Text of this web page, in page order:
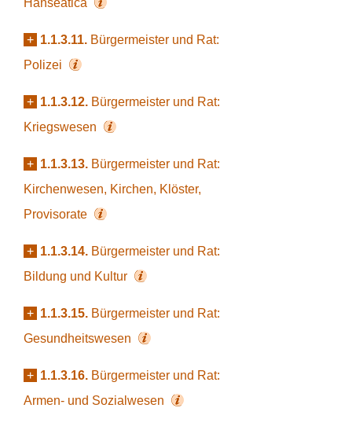
Hanseatica
+ 1.1.3.11. Bürgermeister und Rat:
Polizei
+ 1.1.3.12. Bürgermeister und Rat:
Kriegswesen
+ 1.1.3.13. Bürgermeister und Rat:
Kirchenwesen, Kirchen, Klöster,
Provisorate
+ 1.1.3.14. Bürgermeister und Rat:
Bildung und Kultur
+ 1.1.3.15. Bürgermeister und Rat:
Gesundheitswesen
+ 1.1.3.16. Bürgermeister und Rat:
Armen- und Sozialwesen